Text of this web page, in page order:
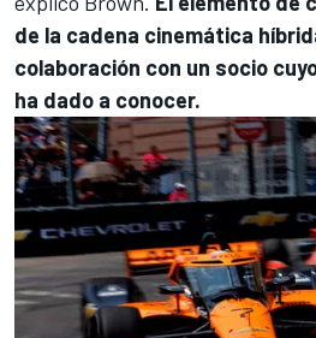
de la cadena cinemática
colaboración con un socio
ha dado a conocer.